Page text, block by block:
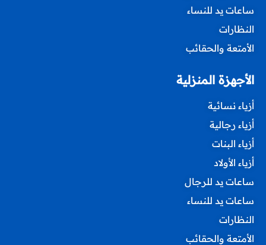
ساعات يد للنساء
النظارات
الأمتعة والحقائب
الأجهزة المنزلية
أزياء نسائية
أزياء رجالية
أزياء البنات
أزياء الأولاد
ساعات يد للرجال
ساعات يد للنساء
النظارات
الأمتعة والحقائب